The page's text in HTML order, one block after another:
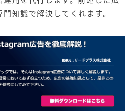
知識で解決してくれます。